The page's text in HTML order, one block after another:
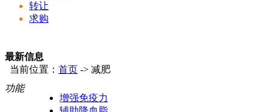
转让
求购
最新信息
当前位置： 首页 -> 减肥
功能
增强免疫力